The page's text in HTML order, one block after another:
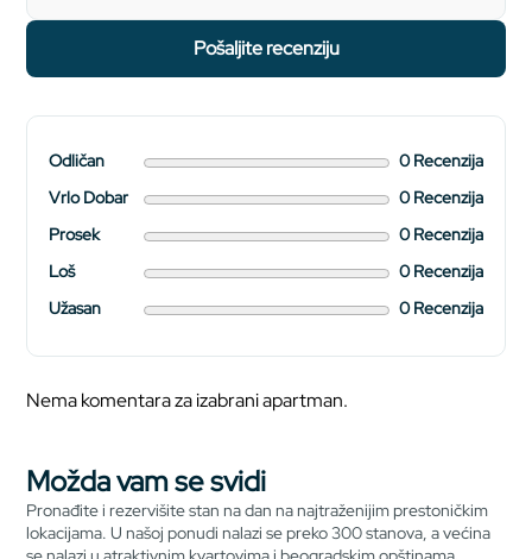
pošaljite recenziju
Odličan
0 Recenzija
Vrlo Dobar
0 Recenzija
Prosek
0 Recenzija
Loš
0 Recenzija
Užasan
0 Recenzija
Nema komentara za izabrani apartman.
Možda vam se svidi
Pronađite i rezervišite stan na dan na najtraženijim prestoničkim
lokacijama. U našoj ponudi nalazi se preko 300 stanova, a većina